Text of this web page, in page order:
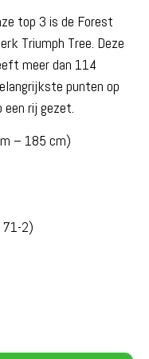
top 3 is de Forest
Triumph Tree. Deze
meer dan 114
punten op
rij gezet.
– 185 cm)
71-2)